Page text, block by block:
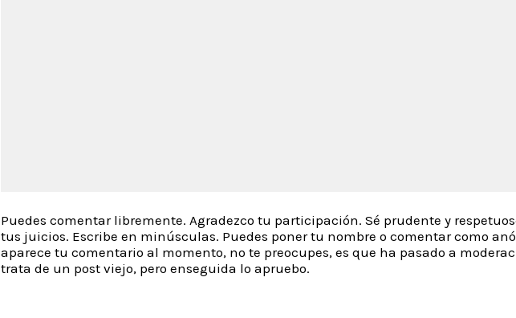
Puedes comentar libremente. Agradezco tu participación. Sé prudente y
tus juicios. Escribe en minúsculas. Puedes poner tu nombre o comentar como
aparece tu comentario al momento, no te preocupes, es que ha pasado a
trata de un post viejo, pero enseguida lo apruebo.